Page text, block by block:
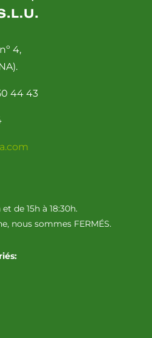
4,
44 43
de 15h à 18:30h.
nous sommes FERMÉS.